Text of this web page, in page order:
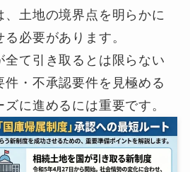
、土地の境界点を明らかに
必要があります。
全て引き取るとは限らない
・不承認要件を見極める
に進めるには重要です。